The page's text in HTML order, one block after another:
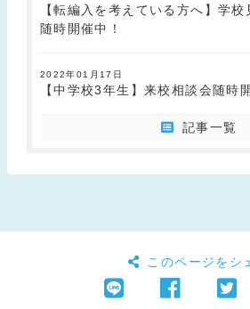
【転編入を考えている方へ】学
随時開催中！
2022年01月17日
【中学校3年生】来校相談会随時
記事一覧
このページをシ